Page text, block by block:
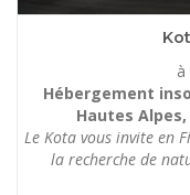
à
Hébergement
Hautes
Le Kota vous invite en
la recherche de